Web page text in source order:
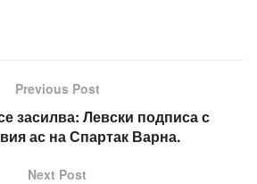
Previous Post
засилва: Левски подписа с
ас на Спартак Варна.
Next Post